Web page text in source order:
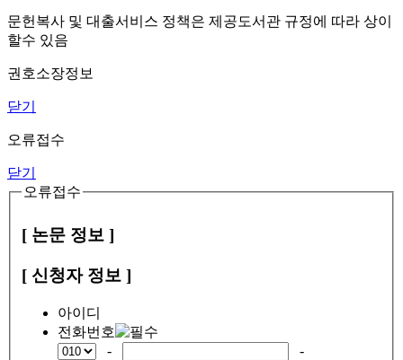
문헌복사 및 대출서비스 정책은 제공도서관 규정에 따라 상이
할수 있음
권호소장정보
닫기
오류접수
닫기
오류접수
[ 논문 정보 ]
[ 신청자 정보 ]
아이디
전화번호
-
-